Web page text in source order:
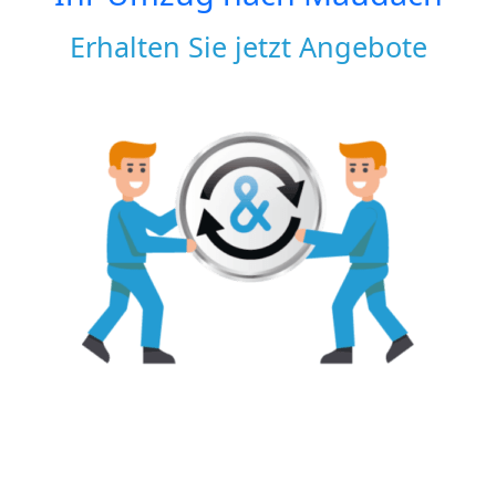
Erhalten Sie jetzt Angebote